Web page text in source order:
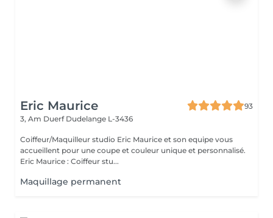
Eric Maurice
93
3, Am Duerf Dudelange L-3436
Coiffeur/Maquilleur studio Eric Maurice et son equipe vous
accueillent pour une coupe et couleur unique et personnalisé.
Eric Maurice : Coiffeur stu...
Maquillage permanent